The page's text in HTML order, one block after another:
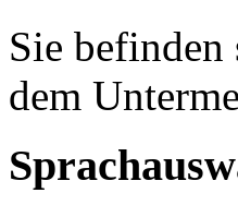
Sie
dem